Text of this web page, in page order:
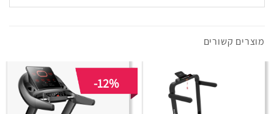
מוצרים קשורים
-12%